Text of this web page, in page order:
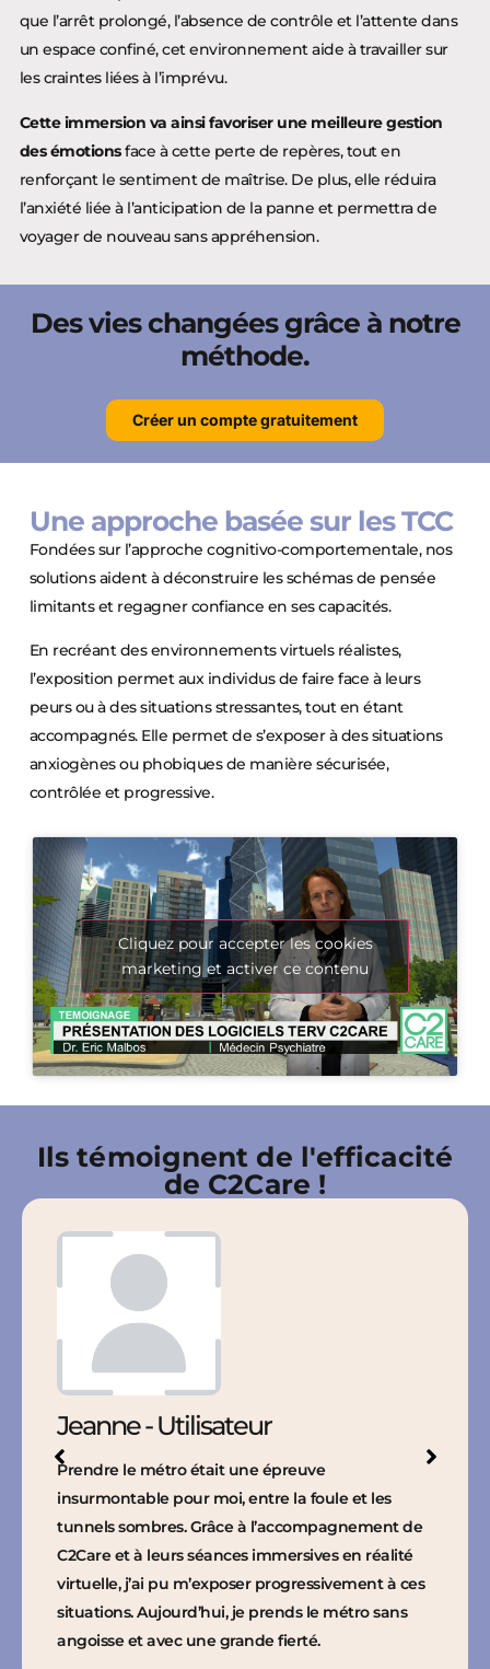
que l’arrêt prolongé, l’absence de contrôle et l’attente dans
un espace confiné, cet environnement aide à travailler sur
les craintes liées à l’imprévu.
Cette immersion va ainsi favoriser une meilleure gestion
des émotionsface à cette perte de repères, tout en
renforçant le sentiment de maîtrise. De plus, elle réduira
l’anxiété liée à l’anticipation de la panne et permettra de
voyager de nouveau sans appréhension.
Des vies changées grâce à notre
méthode.
Créer un compte gratuitement
Cliquez pour accepter les cookies
marketing et activer ce contenu
Une approche basée sur les TCC
Fondées sur l’approche cognitivo-comportementale, nos
solutions aident à déconstruire les schémas de pensée
limitants et regagner confiance en ses capacités.
En recréant des environnements virtuels réalistes,
l’exposition permet aux individus de faire face à leurs
peurs ou à des situations stressantes, tout en étant
accompagnés. Elle permet de s’exposer à des situations
anxiogènes ou phobiques de manière sécurisée,
contrôlée et progressive.
Ils témoignent de l'efficacité
de C2Care !​
Jeanne - Utilisateur
Prendre le métro était une épreuve
insurmontable pour moi, entre la foule et les
tunnels sombres. Grâce à l’accompagnement de
C2Care et à leurs séances immersives en réalité
virtuelle, j’ai pu m’exposer progressivement à ces
situations. Aujourd’hui, je prends le métro sans
angoisse et avec une grande fierté.